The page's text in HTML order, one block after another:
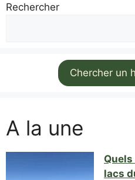
Rechercher
Chercher un
A la une
lacs